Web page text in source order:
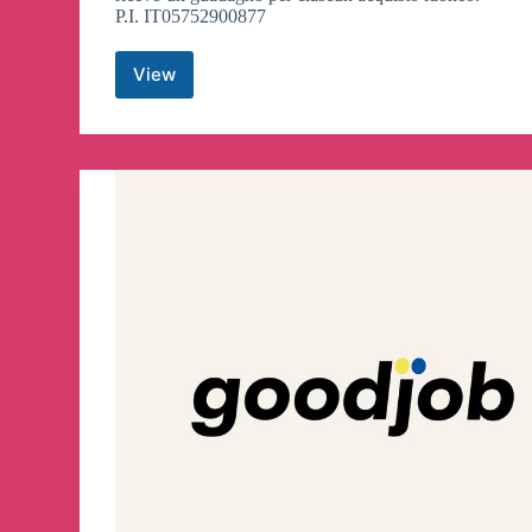
P.I. IT05752900877
View
LA
DEL
Canali